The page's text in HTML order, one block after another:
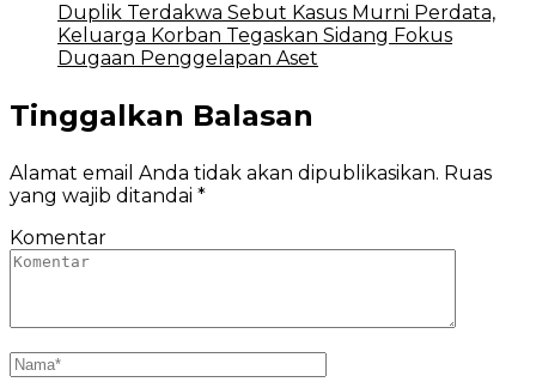
Duplik Terdakwa Sebut Kasus Murni Perdata,
Keluarga Korban Tegaskan Sidang Fokus
Dugaan Penggelapan Aset
Tinggalkan Balasan
Alamat email Anda tidak akan dipublikasikan. Ruas
yang wajib ditandai *
Komentar